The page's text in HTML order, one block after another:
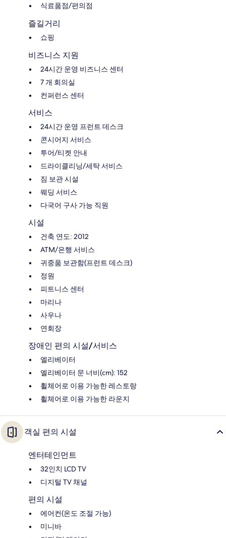
식료품점/편의점
즐길거리
쇼핑
비즈니스 지원
24시간 운영 비즈니스 센터
7 개 회의실
컨퍼런스 센터
서비스
24시간 운영 프런트 데스크
콘시어지 서비스
투어/티켓 안내
드라이클리닝/세탁 서비스
짐 보관 시설
웨딩 서비스
다국어 구사 가능 직원
시설
건축 연도: 2012
ATM/은행 서비스
귀중품 보관함(프런트 데스크)
정원
피트니스 센터
마리나
사우나
연회장
장애인 편의 시설/서비스
엘리베이터
엘리베이터 문 너비(cm): 152
휠체어로 이용 가능한 레스토랑
휠체어로 이용 가능한 라운지
객실 편의 시설
엔터테인먼트
32인치 LCD TV
디지털 TV 채널
편의 시설
에어컨(온도 조절 가능)
미니바